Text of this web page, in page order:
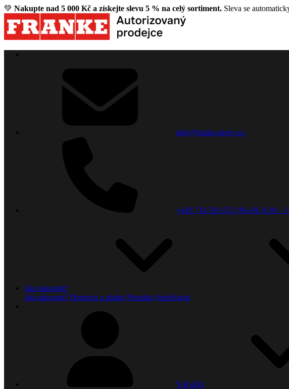
💚 Nakupte nad 5 000 Kč a získejte slevu 5 % na celý sortiment. Sleva se
info@franke-drezy.cz
+420 734 592 672 (Po-Pá: 8:30 -
Jak nakoupit?
Jak nakoupit? Doprava a platba Poradna Společnost
Váš účet